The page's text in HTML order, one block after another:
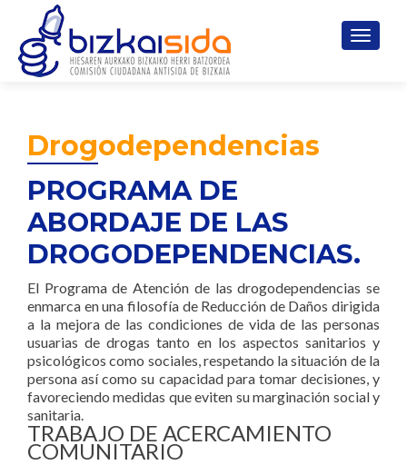
Drogodependencias
PROGRAMA DE
ABORDAJE DE LAS
DROGODEPENDENCIAS.
El Programa de Atención de las drogodependencias se
enmarca en una filosofía de Reducción de Daños dirigida
a la mejora de las condiciones de vida de las personas
usuarias de drogas tanto en los aspectos sanitarios y
psicológicos como sociales, respetando la situación de la
persona así como su capacidad para tomar decisiones, y
favoreciendo medidas que eviten su marginación social y
sanitaria.
TRABAJO DE ACERCAMIENTO
COMUNITARIO